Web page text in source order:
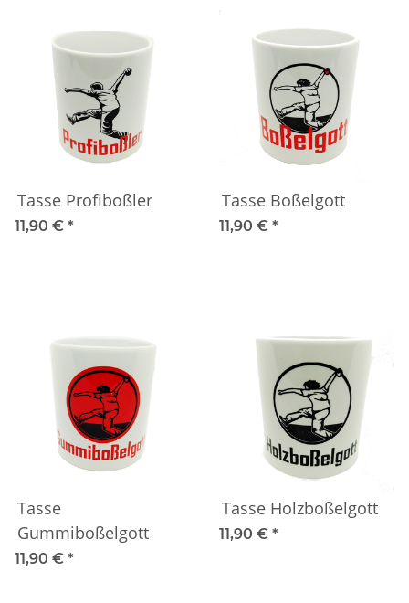
Tasse Profiboßler
11,90 € *
Tasse Boßelgott
11,90 € *
Tasse
Gummiboßelgott
11,90 € *
Tasse Holzboßelgott
11,90 € *